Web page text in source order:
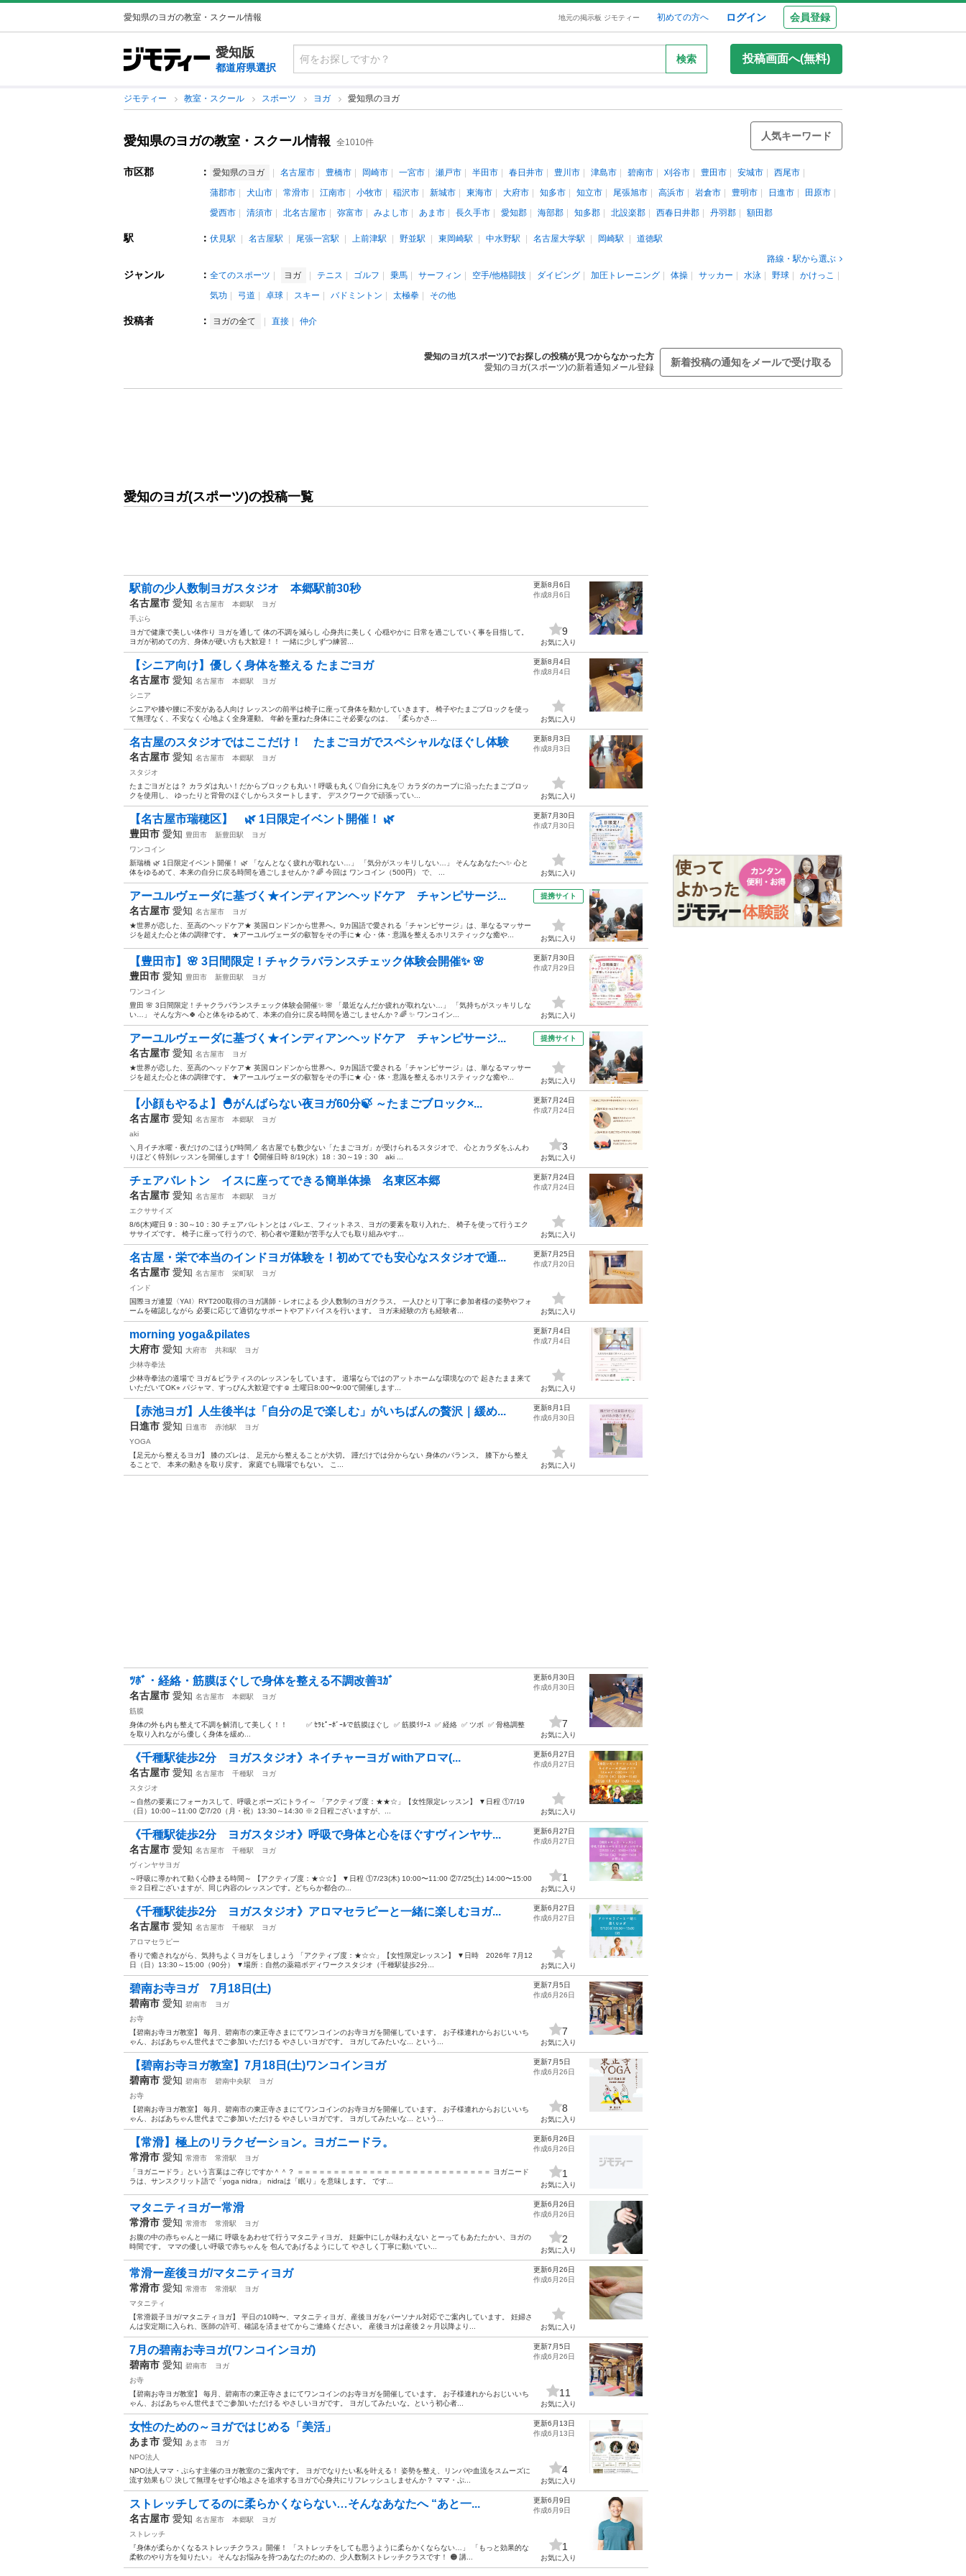
愛知県のヨガの教室・スクール情報 地元の掲示板 ジモティー 初めての方へ ログイン 会員登録
愛知版
都道府県選択
検索 投稿画面へ(無料)
ジモティー 教室・スクール スポーツ ヨガ 愛知県のヨガ
愛知県のヨガの教室・スクール情報 全1010件
人気キーワード
市区郡 ： 愛知県のヨガ 名古屋市 豊橋市 岡崎市 一宮市 瀬戸市 半田市 春日井市 豊川市 津島市 碧南市 刈谷市 豊田市 安城市
西尾市
蒲郡市
犬山市 常滑市 江南市 小牧市 稲沢市 新城市 東海市 大府市 知多市 知立市 尾張旭市 高浜市 岩倉市 豊明市 日進市
田原市
愛西市
清須市 北名古屋市 弥富市 みよし市 あま市 長久手市 愛知郡 海部郡 知多郡 北設楽郡 西春日井郡 丹羽郡 額田郡
駅 ： 伏見駅 名古屋駅 尾張一宮駅 上前津駅 野並駅 東岡崎駅 中水野駅 名古屋大学駅 岡崎駅
道徳駅
路線・駅から選ぶ
ジャンル ： 全てのスポーツ ヨガ テニス ゴルフ 乗馬 サーフィン 空手/他格闘技 ダイビング 加圧トレーニング 体操 サッカー 水泳 野球
かけっこ
気功
弓道 卓球 スキー バドミントン 太極拳 その他
投稿者 ： ヨガの全て 直接 仲介
愛知のヨガ(スポーツ)でお探しの投稿が見つからなかった方
愛知のヨガ(スポーツ)の新着通知メール登録
新着投稿の通知をメールで受け取る
愛知のヨガ(スポーツ)の投稿一覧
駅前の少人数制ヨガスタジオ 本郷駅前30秒
名古屋市 愛知 名古屋市 本郷駅
ヨガ
手ぶら
ヨガで健康で美しい体作り ヨガを通して 体の不調を減らし 心身共に美しく 心穏やかに 日常を過ごしていく事を目指して。
ヨガが初めての方、身体が硬い方も大歓迎！！ 一緒に少しずつ練習...
更新8月6日
作成8月6日
9
お気に入り
【シニア向け】優しく身体を整える たまごヨガ
名古屋市 愛知 名古屋市 本郷駅
ヨガ
シニア
シニアや膝や腰に不安がある人向け レッスンの前半は椅子に座って身体を動かしていきます。 椅子やたまごブロックを使っ
て無理なく、不安なく 心地よく全身運動。 年齢を重ねた身体にこそ必要なのは、 「柔らかさ...
更新8月4日
作成8月4日
お気に入り
名古屋のスタジオではここだけ！ たまごヨガでスペシャルなほぐし体験
名古屋市 愛知 名古屋市 本郷駅
ヨガ
スタジオ
たまごヨガとは？ カラダは丸い！だからブロックも丸い！呼吸も丸く♡自分に丸を♡ カラダのカーブに沿ったたまごブロッ
クを使用し、 ゆったりと背骨のほぐしからスタートします。 デスクワークで頑張ってい...
更新8月3日
作成8月3日
お気に入り
【名古屋市瑞穂区】 🌿 1日限定イベント開催！ 🌿
豊田市 愛知 豊田市 新豊田駅
ヨガ
ワンコイン
新瑞橋 🌿 1日限定イベント開催！ 🌿 「なんとなく疲れが取れない…」 「気分がスッキリしない…」 そんなあなたへ✨ 心と
体をゆるめて、本来の自分に戻る時間を過ごしませんか？🌈 今回は ワンコイン（500円） で、 ...
更新7月30日
作成7月30日
お気に入り
アーユルヴェーダに基づく★インディアンヘッドケア チャンピサージ...
名古屋市 愛知 名古屋市
ヨガ
★世界が恋した、至高のヘッドケア★ 英国ロンドンから世界へ。9カ国語で愛される「チャンピサージ」は、単なるマッサー
ジを超えた心と体の調律です。 ★アーユルヴェーダの叡智をその手に★ 心・体・意識を整えるホリスティックな癒や...
提携サイト
お気に入り
【豊田市】🌸 3日間限定！チャクラバランスチェック体験会開催✨ 🌸
豊田市 愛知 豊田市 新豊田駅
ヨガ
ワンコイン
豊田 🌸 3日間限定！チャクラバランスチェック体験会開催✨ 🌸 「最近なんだか疲れが取れない…」 「気持ちがスッキリしな
い…」 そんな方へ🍀 心と体をゆるめて、本来の自分に戻る時間を過ごしませんか？🌈 ✨ ワンコイン...
更新7月30日
作成7月29日
お気に入り
アーユルヴェーダに基づく★インディアンヘッドケア チャンピサージ...
名古屋市 愛知 名古屋市
ヨガ
★世界が恋した、至高のヘッドケア★ 英国ロンドンから世界へ。9カ国語で愛される「チャンピサージ」は、単なるマッサー
ジを超えた心と体の調律です。 ★アーユルヴェーダの叡智をその手に★ 心・体・意識を整えるホリスティックな癒や...
提携サイト
お気に入り
【小顔もやるよ】🐣がんばらない夜ヨガ60分🍃 ～たまごブロック×...
名古屋市 愛知 名古屋市 本郷駅
ヨガ
aki
＼月イチ水曜・夜だけのごほうび時間／ 名古屋でも数少ない「たまごヨガ」が受けられるスタジオで、 心とカラダをふんわ
りほどく特別レッスンを開催します！ ⌚開催日時 8/19(水）18：30～19：30 aki ...
更新7月24日
作成7月24日
3
お気に入り
チェアバレトン イスに座ってできる簡単体操 名東区本郷
名古屋市 愛知 名古屋市 本郷駅
ヨガ
エクササイズ
8/6(木)曜日 9：30～10：30 チェアバレトンとは バレエ、フィットネス、ヨガの要素を取り入れた、 椅子を使って行うエク
ササイズです。 椅子に座って行うので、初心者や運動が苦手な人でも取り組みやす...
更新7月24日
作成7月24日
お気に入り
名古屋・栄で本当のインドヨガ体験を！初めてでも安心なスタジオで通...
名古屋市 愛知 名古屋市 栄町駅
ヨガ
インド
国際ヨガ連盟〈YAI〉RYT200取得のヨガ講師・レオによる 少人数制のヨガクラス。 一人ひとり丁寧に参加者様の姿勢やフォ
ームを確認しながら 必要に応じて適切なサポートやアドバイスを行います。 ヨガ未経験の方も経験者...
更新7月25日
作成7月20日
お気に入り
morning yoga&pilates
大府市 愛知 大府市 共和駅
ヨガ
少林寺拳法
少林寺拳法の道場で ヨガ＆ピラティスのレッスンをしています。 道場ならではのアットホームな環境なので 起きたまま来て
いただいてOK⭐︎ パジャマ、すっぴん大歓迎です☺️ 土曜日8:00〜9:00で開催します...
更新7月4日
作成7月4日
お気に入り
【赤池ヨガ】人生後半は「自分の足で楽しむ」がいちばんの贅沢｜緩め...
日進市 愛知 日進市 赤池駅
ヨガ
YOGA
【足元から整えるヨガ】 膝のズレは、 足元から整えることが大切。 踵だけでは分からない 身体のバランス。 膝下から整え
ることで、 本来の動きを取り戻す。 家庭でも職場でもない。 こ...
更新8月1日
作成6月30日
お気に入り
ﾂﾎﾞ・経絡・筋膜ほぐしで身体を整える不調改善ﾖｶﾞ
名古屋市 愛知 名古屋市 本郷駅
ヨガ
筋膜
身体の外も内も整えて不調を解消して美しく！！ ✅ ︎ｾﾗﾋﾟｰﾎﾞｰﾙで筋膜ほぐし ︎ ✅ 筋膜ﾘﾘｰｽ ︎ ✅ 経絡 ︎ ✅ ツボ ︎ ✅ 骨格調整
を取り入れながら優しく身体を緩め...
更新6月30日
作成6月30日
7
お気に入り
《千種駅徒歩2分 ヨガスタジオ》ネイチャーヨガ withアロマ(...
名古屋市 愛知 名古屋市 千種駅
ヨガ
スタジオ
～自然の要素にフォーカスして、呼吸とポーズにトライ～ 「アクティブ度：★★☆」【女性限定レッスン】 ▼日程 ①7/19
（日）10:00～11:00 ②7/20（月・祝）13:30～14:30 ※２日程ございますが、...
更新6月27日
作成6月27日
お気に入り
《千種駅徒歩2分 ヨガスタジオ》呼吸で身体と心をほぐすヴィンヤサ...
名古屋市 愛知 名古屋市 千種駅
ヨガ
ヴィンヤサヨガ
～呼吸に導かれて動く心静まる時間～ 【アクティブ度：★☆☆】 ▼日程 ①7/23(木) 10:00〜11:00 ②7/25(土) 14:00〜15:00
※２日程ございますが、同じ内容のレッスンです。どちらか都合の...
更新6月27日
作成6月27日
1
お気に入り
《千種駅徒歩2分 ヨガスタジオ》アロマセラピーと一緒に楽しむヨガ...
名古屋市 愛知 名古屋市 千種駅
ヨガ
アロマセラピー
香りで癒されながら、気持ちよくヨガをしましょう 「アクティブ度：★☆☆」【女性限定レッスン】 ▼日時 2026年 7月12
日（日）13:30～15:00（90分） ▼場所：自然の薬箱ボディワークスタジオ（千種駅徒歩2分...
更新6月27日
作成6月27日
お気に入り
碧南お寺ヨガ 7月18日(土)
碧南市 愛知 碧南市
ヨガ
お寺
【碧南お寺ヨガ教室】 毎月、碧南市の東正寺さまにてワンコインのお寺ヨガを開催しています。 お子様連れからおじいいち
ゃん、おばあちゃん世代までご参加いただける やさしいヨガです。 ヨガしてみたいな... という...
更新7月5日
作成6月26日
7
お気に入り
【碧南お寺ヨガ教室】7月18日(土)ワンコインヨガ
碧南市 愛知 碧南市 碧南中央駅
ヨガ
お寺
【碧南お寺ヨガ教室】 毎月、碧南市の東正寺さまにてワンコインのお寺ヨガを開催しています。 お子様連れからおじいいち
ゃん、おばあちゃん世代までご参加いただける やさしいヨガです。 ヨガしてみたいな... という...
更新7月5日
作成6月26日
8
お気に入り
【常滑】極上のリラクゼーション。ヨガニードラ。
常滑市 愛知 常滑市 常滑駅
ヨガ
「ヨガニードラ」という言葉はご存じですか＾＾？ ＝＝＝＝＝＝＝＝＝＝＝＝＝＝＝＝＝＝＝＝＝＝＝＝＝＝＝ ヨガニード
ラは、サンスクリット語で「yoga nidra」 nidraは「眠り」を意味します。 です...
更新6月26日
作成6月26日
1
お気に入り
マタニティヨガー常滑
常滑市 愛知 常滑市 常滑駅
ヨガ
お腹の中の赤ちゃんと一緒に 呼吸をあわせて行うマタニティヨガ。 妊娠中にしか味わえない とーってもあたたかい、ヨガの
時間です。 ママの優しい呼吸で赤ちゃんを 包んであげるようにして やさしく丁寧に動いてい...
更新6月26日
作成6月26日
2
お気に入り
常滑ー産後ヨガ/マタニティヨガ
常滑市 愛知 常滑市 常滑駅
ヨガ
マタニティ
【常滑親子ヨガ/マタニティヨガ】 平日の10時〜、マタニティヨガ、産後ヨガをパーソナル対応でご案内しています。 妊婦さ
んは安定期に入られ、医師の許可、確認を済ませてからご連絡ください。 産後ヨガは産後２ヶ月以降より...
更新6月26日
作成6月26日
お気に入り
7月の碧南お寺ヨガ(ワンコインヨガ)
碧南市 愛知 碧南市
ヨガ
お寺
【碧南お寺ヨガ教室】 毎月、碧南市の東正寺さまにてワンコインのお寺ヨガを開催しています。 お子様連れからおじいいち
ゃん、おばあちゃん世代までご参加いただける やさしいヨガです。 ヨガしてみたいな。という初心者...
更新7月5日
作成6月26日
11
お気に入り
女性のための～ヨガではじめる「美活」
あま市 愛知 あま市
ヨガ
NPO法人
NPO法人ママ・ぷらす主催のヨガ教室のご案内です。 ヨガでなりたい私を叶える！ 姿勢を整え、リンパや血流をスムーズに
流す効果も♡ 決して無理をせず心地よさを追求するヨガで心身共にリフレッシュしませんか？ ママ・ぷ...
更新6月13日
作成6月13日
4
お気に入り
ストレッチしてるのに柔らかくならない…そんなあなたへ “あと一...
名古屋市 愛知 名古屋市 本郷駅
ヨガ
ストレッチ
『身体が柔らかくなるストレッチクラス』開催！ 「ストレッチをしても思うように柔らかくならない…」 「もっと効果的な
柔軟のやり方を知りたい」 そんなお悩みを持つあなたのための、少人数制ストレッチクラスです！ 🟠 講...
更新6月9日
作成6月9日
1
お気に入り